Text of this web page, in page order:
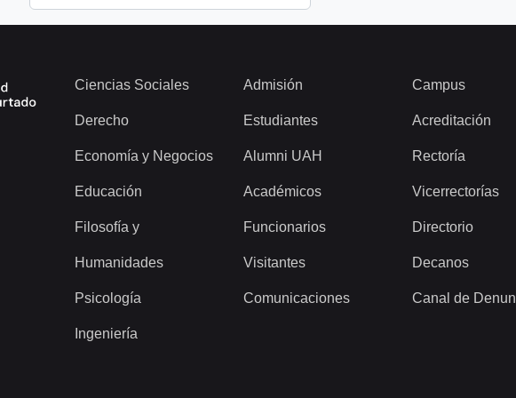
Ciencias Sociales
Derecho
Economía y Negocios
Educación
Filosofía y
Humanidades
Psicología
Ingeniería
Admisión
Estudiantes
Alumni UAH
Académicos
Funcionarios
Visitantes
Comunicaciones
Campus
Acreditación
Rectoría
Vicerrectorías
Directorio
Decanos
Canal de